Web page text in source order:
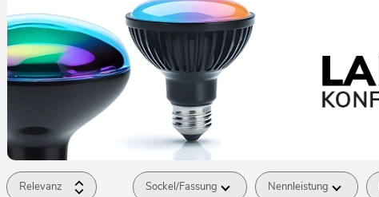
Relevanz Sockel/Fassung Nennleistung